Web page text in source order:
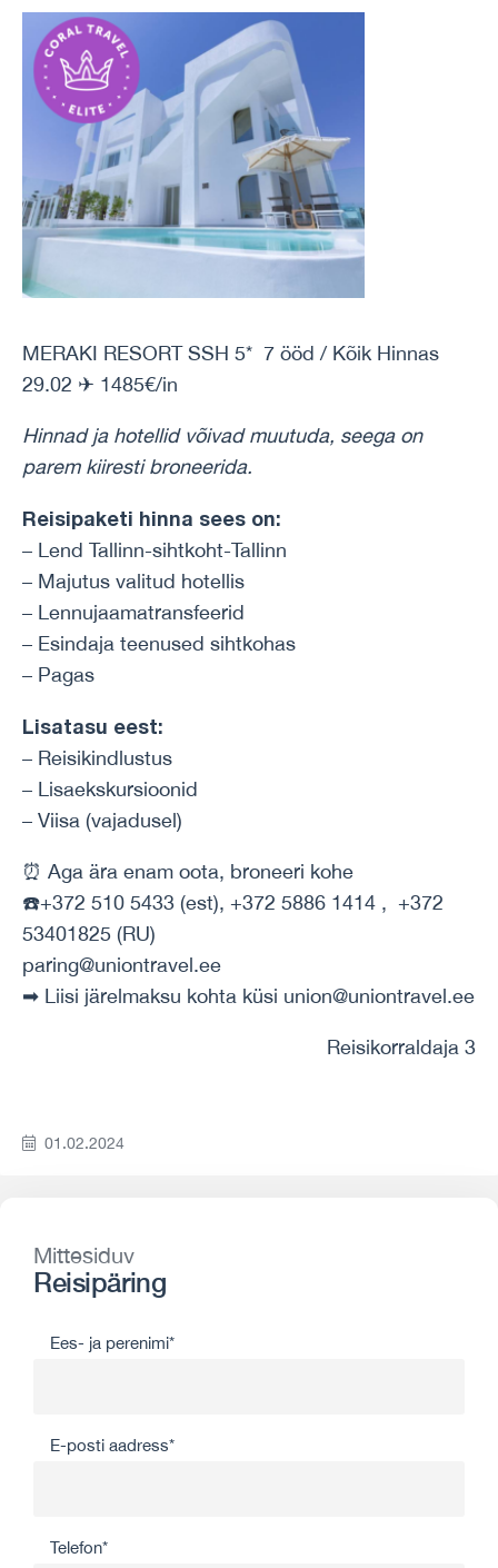
MERAKI RESORT SSH 5* 7 ööd / Kõik Hinnas
29.02 ✈ 1485€/in
Hinnad ja hotellid võivad muutuda, seega on
parem kiiresti broneerida.
Reisipaketi hinna sees on:
– Lend Tallinn-sihtkoht-Tallinn
– Majutus valitud hotellis
– Lennujaamatransfeerid
– Esindaja teenused sihtkohas
– Pagas
Lisatasu eest:
– Reisikindlustus
– Lisaekskursioonid
– Viisa (vajadusel)
⏰ Aga ära enam oota, broneeri kohe
☎️+372 510 5433 (est), +372 5886 1414 , +372
53401825 (RU)
paring@uniontravel.ee
➡ Liisi järelmaksu kohta küsi union@uniontravel.ee
Reisikorraldaja 3
01.02.2024
Mittesiduv
Reisipäring
Ees- ja perenimi*
E-posti aadress*
Telefon*